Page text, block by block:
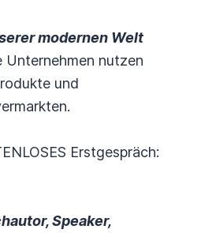
modernen Welt
Unternehmen nutzen
und
Erstgespräch:
Speaker,